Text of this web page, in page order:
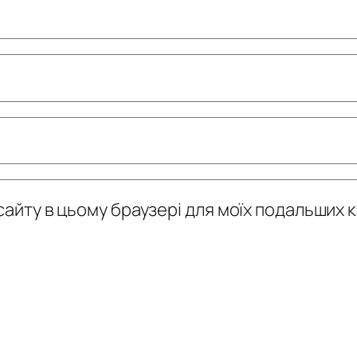
в цьому браузері для моїх подальших